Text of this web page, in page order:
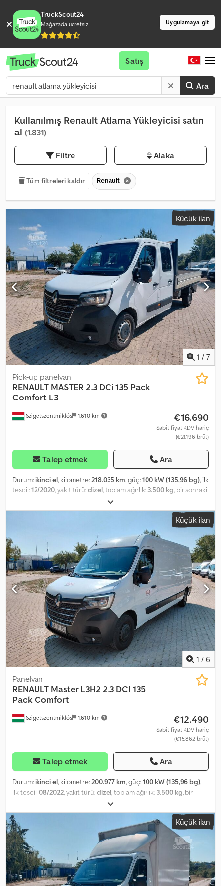
TruckScout24
Mağazada ücretsiz Uygulamaya git
Ara
Satış
Kullanılmış Renault Atlama Yükleyicisi satın
al (1.831)
Filtre Alaka
Tüm filtreleri kaldır Renault
Küçük ilan
1 / 7
Szigetszentmiklós 1.610 km
Pick-up panelvan
RENAULT MASTER 2.3 DCi 135 Pack
Comfort L3
€16.690
Sabit fiyat KDV hariç
(€21.196 brüt)
Talep etmek Ara
Durum: ikinci el, kilometre:218.035 km, güç:100 kW (135,96 bg), ilk
tescil:12/2020, yakıt türü:dizel, toplam ağırlık: 3.500 kg, bir sonraki
beyaz
sınıfı:Euro 6, koltuk sayısı:7, yükleme alanı uzunluğu:3.200 mm,
, Donanım:ABS,
elektronik denge programı (ESP), klima, merkezi kilitleme
Lütfen bizi WhatsUp/Viber üzerinden de arayın. E-posta: Crsdpfozr
S Riox Aqief Bu araç, tüm bakım geçmişi kayıtlı olan uzun dönemli
araç parkurumuzdan biridir. Donanımlar: hız sabitleyici, klima,
Bluetooth multimedya sistemi, elektrikli aynalar ve camlar vb.
Küçük ilan
1 / 6
Szigetszentmiklós 1.610 km
Panelvan
RENAULT Master L3H2 2.3 DCI 135
Pack Comfort
€12.490
Sabit fiyat KDV hariç
(€15.862 brüt)
Talep etmek Ara
Durum: ikinci el, kilometre: 200.977 km, güç:100 kW (135,96 bg),
ilk tescil:08/2022 , yakıt türü:dizel , toplam ağırlık: 3.500 kg , bir
04/2028, renk:
emisyon sınıfı:Euro 6, koltuk sayısı:3, yükleme alanı uzunluğu:
3.695 mm
1.770 mm, yükleme alanı
yüksekliği:
, Üretim yılı:2022, Donanım:ABS, elektronik
denge programı (ESP), klima, merkezi kilitleme , Lütfen bizi
WhatsApp/Viber üzerinden de arayın. E-posta: Araç, tamamen
doğrulanabilir bir servis geçmişine sahip kendi filomuzdan
alınmıştır. Ana ekipmanlar şunları içerir: Bluetooth, multimedya
Küçük ilan